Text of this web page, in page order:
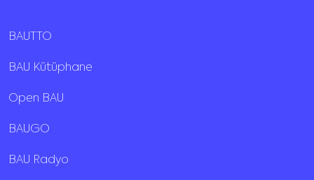
BAUTTO
BAU Kütüphane
Open BAU
BAUGO
BAU Radyo